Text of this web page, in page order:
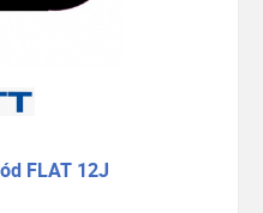
FLAT 12J